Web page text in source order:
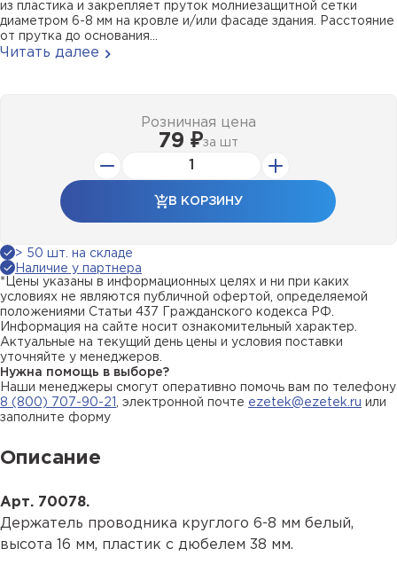
из пластика и закрепляет пруток молниезащитной сетки
диаметром 6-8 мм на кровле и/или фасаде здания. Расстояние
от прутка до основания...
Читать далее
Розничная цена
79 ₽за шт
В КОРЗИНУ
> 50 шт. на складе
Наличие у партнера
*Цены указаны в информационных целях и ни при каких
условиях не являются публичной офертой, определяемой
положениями Статьи 437 Гражданского кодекса РФ.
Информация на сайте носит ознакомительный характер.
Актуальные на текущий день цены и условия поставки
уточняйте у менеджеров.
Нужна помощь в выборе?
Наши менеджеры смогут оперативно помочь вам по телефону
8 (800) 707-90-21
, электронной почте ezetek@ezetek.ru или
заполните форму
Описание
Арт. 70078.
Держатель проводника круглого 6-8 мм белый,
высота 16 мм, пластик с дюбелем 38 мм.